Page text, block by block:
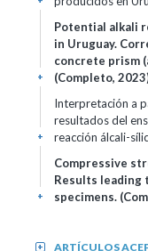
Potential alkali
in Uruguay.
concrete prism
(Completo,
+
Interpretación a
resultados del
reacción álcali-
+
Compressive
Results
specimens.
+
ARTÍCULOS
+